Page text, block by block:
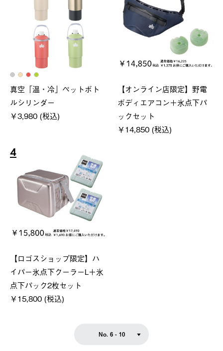
真空「温・冷」ペットボト
ルシリンダー
￥3,980 (税込)
【オンライン店限定】野電
ボディエアコン＋氷点下パ
ックセット
￥14,850 (税込)
4
【ロゴスショップ限定】ハ
イパー氷点下クーラーL＋氷
点下パック2枚セット
￥15,800 (税込)
No. 6 - 10